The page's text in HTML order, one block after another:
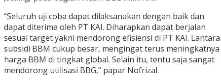
“Seluruh uji coba dapat dilaksanakan dengan baik dan
dapat diterima oleh PT KAI. Diharapkan dapat berjalan
sesuai target yakni mendorong efisiensi di PT KAI.
subsidi BBM cukup besar, mengingat terus meningkatnya
harga BBM di tingkat global. Selain itu, tentu saja sangat
mendorong utilisasi BBG,” papar Nofrizal.